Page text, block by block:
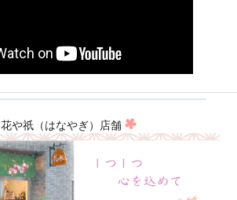
花や祇（はなやぎ）店舗